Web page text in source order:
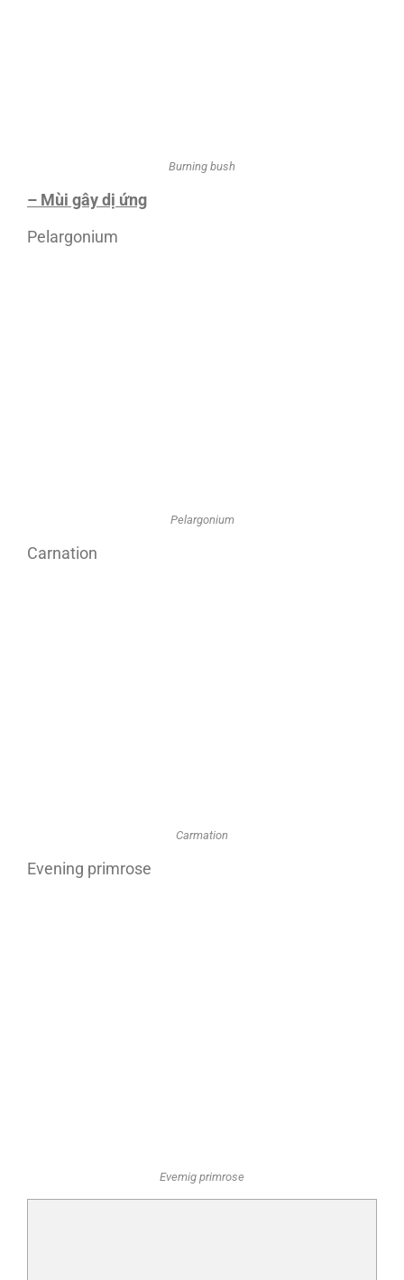
Burning bush
– Mùi gây dị ứng
Pelargonium
Pelargonium
Carnation
Carmation
Evening primrose
Evemig primrose